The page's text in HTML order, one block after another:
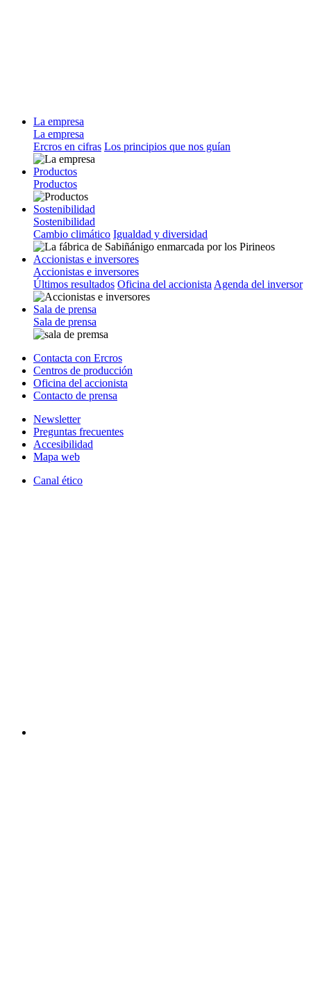
La empresa
La empresa
Ercros en cifras Los principios que nos guían
Productos
Productos
Sostenibilidad
Sostenibilidad
Cambio climático Igualdad y diversidad
Accionistas e inversores
Accionistas e inversores
Últimos resultados Oficina del accionista Agenda del inversor
Sala de prensa
Sala de prensa
Contacta con Ercros
Centros de producción
Oficina del accionista
Contacto de prensa
Newsletter
Preguntas frecuentes
Accesibilidad
Mapa web
Canal ético